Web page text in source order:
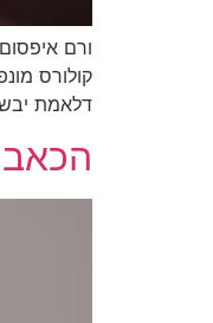
ורם
קולורס
דלאמת
הכאב